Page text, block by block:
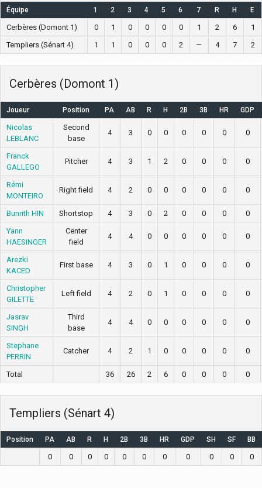
Équipe 1 2 3 4 5 6 7 R H E
Cerbères (Domont 1) 0 1 0 0 0 0 1 2 6
1
Templiers (Sénart 4)
1 1 0 0 0 2 — 4 7 2
Cerbères (Domont 1)
Joueur Position PA AB R H 2B 3B HR GDP
Nicolas
LEBLANC
Second
base
4 3 0 0 0 0 0 0
Franck
GALLEGO
Pitcher 4 3 1 2 0 0 0 0
Rémi
MONTEIRO
Right field 4 2 0 0 0 0 0 0
Bunrith HIN Shortstop 4 3 0 2 0 0 0
0
Yann
HAESINGER
Center
field
4 4 0 0 0 0 0 0
Arezki
KACED
First base 4 3 0 1 0 0 0 0
Christopher
GILETTE
Left field 4 2 0 1 0 0 0 0
Jasrav
SINGH
Third
base
4 4 0 0 0 0 0 0
Stephane
PERRIN
Catcher 4 2 1 0 0 0 0 0
Total 36 26 2 6 0 0 0 0
Templiers (Sénart 4)
Position PA AB R H 2B 3B HR GDP SH SF BB
0 0 0 0 0 0 0 0 0 0 0